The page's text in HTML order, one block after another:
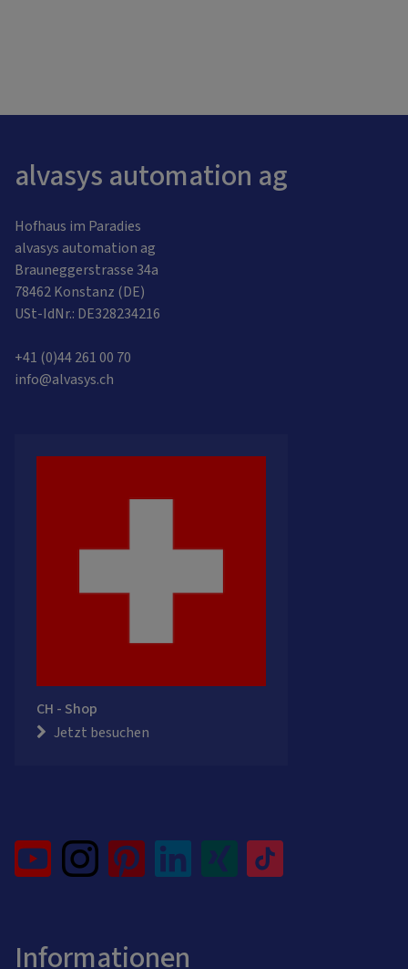
alvasys automation ag
Hofhaus im Paradies
alvasys automation ag
Brauneggerstrasse 34a
78462 Konstanz (DE)
USt-IdNr.: DE328234216
+41 (0)44 261 00 70
info@alvasys.ch
CH - Shop
Jetzt besuchen
Informationen